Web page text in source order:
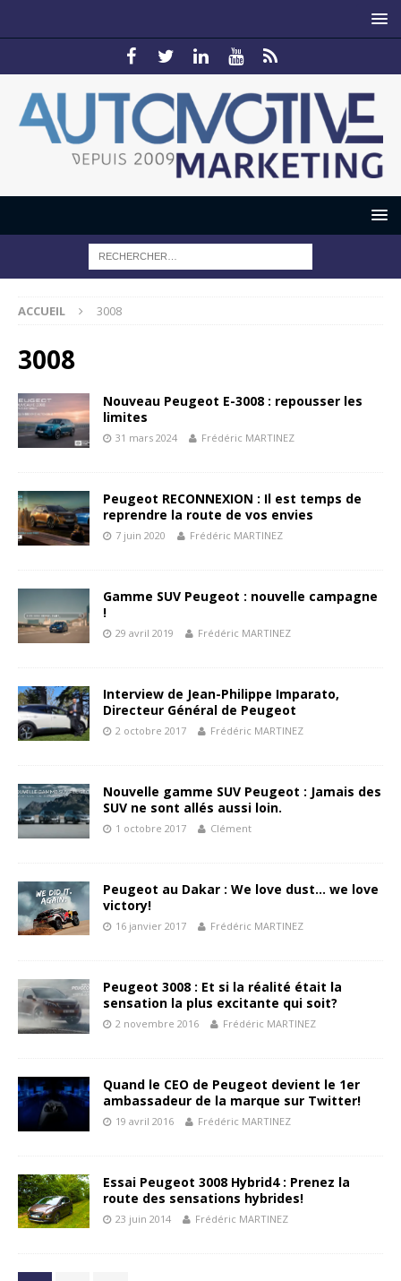
ACCUEIL 3008
3008
Nouveau Peugeot E-3008 : repousser les
limites
31 mars 2024 Frédéric MARTINEZ
Peugeot RECONNEXION : Il est temps de
reprendre la route de vos envies
7 juin 2020 Frédéric MARTINEZ
Gamme SUV Peugeot : nouvelle campagne
!
29 avril 2019 Frédéric MARTINEZ
Interview de Jean-Philippe Imparato,
Directeur Général de Peugeot
2 octobre 2017 Frédéric MARTINEZ
Nouvelle gamme SUV Peugeot : Jamais des
SUV ne sont allés aussi loin.
1 octobre 2017 Clément
Peugeot au Dakar : We love dust… we love
victory!
16 janvier 2017 Frédéric MARTINEZ
Peugeot 3008 : Et si la réalité était la
sensation la plus excitante qui soit?
2 novembre 2016 Frédéric MARTINEZ
Quand le CEO de Peugeot devient le 1er
ambassadeur de la marque sur Twitter!
19 avril 2016 Frédéric MARTINEZ
Essai Peugeot 3008 Hybrid4 : Prenez la
route des sensations hybrides!
23 juin 2014 Frédéric MARTINEZ